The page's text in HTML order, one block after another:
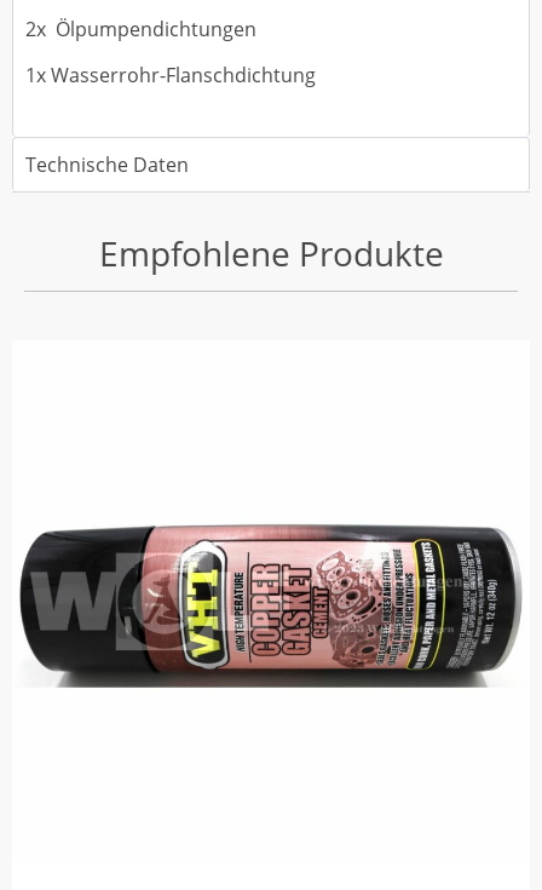
2x Ölpumpendichtungen
1x Wasserrohr-Flanschdichtung
Technische Daten
Empfohlene Produkte